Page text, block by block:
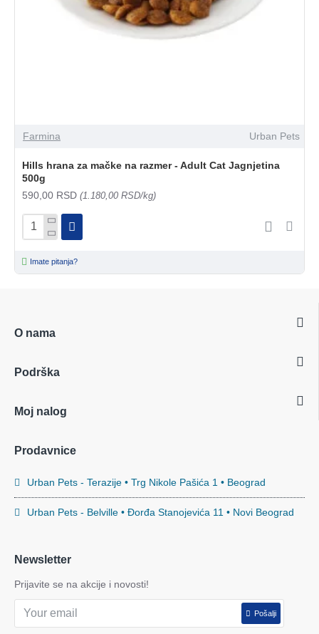
Farmina Urban Pets
Hills hrana za mačke na razmer - Adult Cat Jagnjetina
500g
590,00 RSD (1.180,00 RSD/kg)
Imate pitanja?
O nama
Podrška
Moj nalog
Prodavnice
Urban Pets - Terazije • Trg Nikole Pašića 1 • Beograd
Urban Pets - Belville • Đorđa Stanojevića 11 • Novi Beograd
Newsletter
Prijavite se na akcije i novosti!
Pošalji